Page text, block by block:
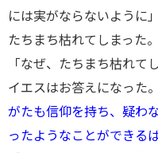
には実がならないように
たちまち枯れてしまった
「なぜ、たちまち枯れ
イエスはお答えになった
がたも信仰を持ち、疑わ
ったようなことができる